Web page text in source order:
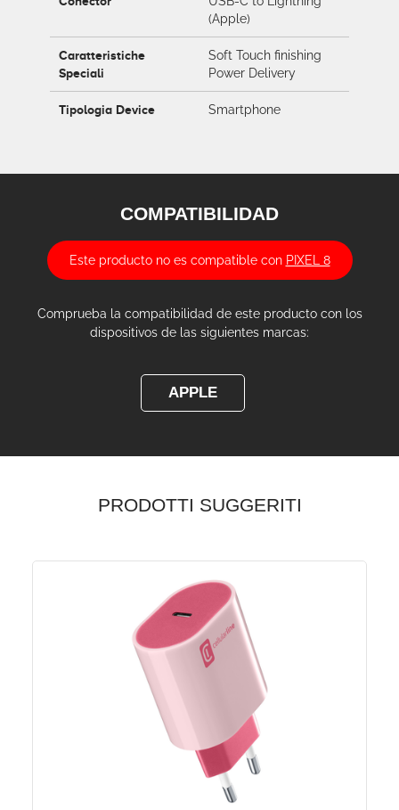
(Apple)
Caratteristiche
Speciali
Soft Touch finishing
Power Delivery
Tipologia Device Smartphone
COMPATIBILIDAD
Este producto no es compatible con PIXEL 8
Comprueba la compatibilidad de este producto con los
dispositivos de las siguientes marcas:
APPLE
PRODOTTI SUGGERITI